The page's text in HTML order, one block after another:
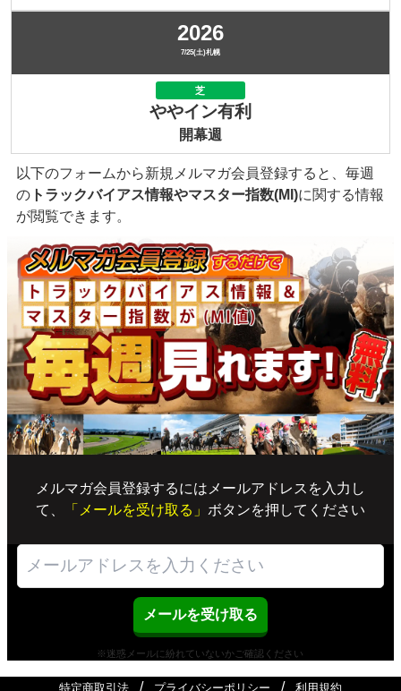
2026
7/25(土)札幌
芝
ややイン有利
開幕週
以下のフォームから新規メルマガ会員登録すると、毎週
の トラックバイアス情報やマスター指数(MI)に関する情報
が閲覧できます。
メルマガ会員登録するにはメールアドレスを入力し
て、
「メールを受け取る」 ボタンを押してください
※迷惑メールに紛れていないかご確認ください
特定商取引法 / プライバシーポリシー / 利用規約